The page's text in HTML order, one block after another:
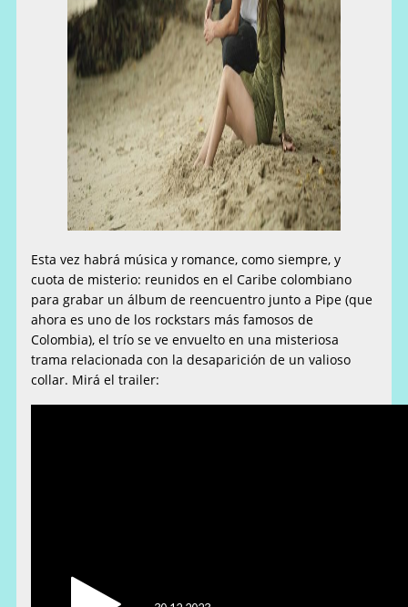
Esta vez habrá música y romance, como siempre, y
cuota de misterio: reunidos en el Caribe colombiano
para grabar un álbum de reencuentro junto a Pipe (que
ahora es uno de los rockstars más famosos de
Colombia), el trío se ve envuelto en una misteriosa
trama relacionada con la desaparición de un valioso
collar. Mirá el trailer: